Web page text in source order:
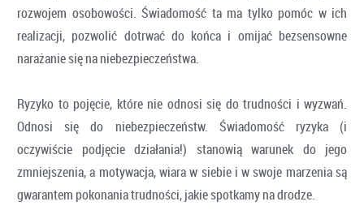
rozwojem osobowości. Świadomość ta ma tylko pomóc w ich
realizacji, pozwolić dotrwać do końca i omijać bezsensowne
narażanie się na niebezpieczeństwa.
Ryzyko to pojęcie, które nie odnosi się do trudności i wyzwań.
Odnosi się do niebezpieczeństw. Świadomość ryzyka (i
oczywiście podjęcie działania!) stanowią warunek do jego
zmniejszenia, a motywacja, wiara w siebie i w swoje marzenia są
gwarantem pokonania trudności, jakie spotkamy na drodze.